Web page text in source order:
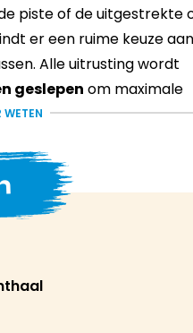
piste of de uitgestrekte
er een ruime keuze
Alle uitrusting wordt
geslepen om maximale
garanderen.
prachtige dagen op de
veelzijdiger paar ski's of
WETEN